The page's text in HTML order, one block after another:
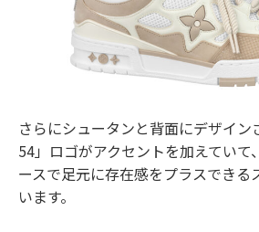
さらにシュータンと背面にデザイン
54」ロゴがアクセントを加えていて
ースで足元に存在感をプラスできる
います。